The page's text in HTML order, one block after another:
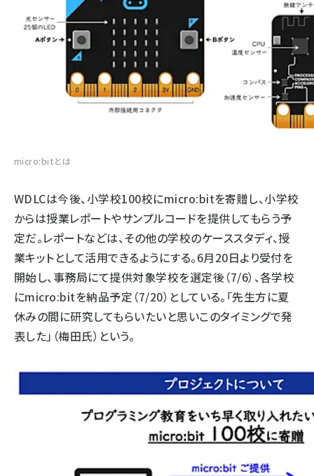
micro:bitとは
WDLCは今後、小学校100校にmicro:bitを寄贈し、小学校
からは授業レポートやサンプルコードを提供してもらう予
定だ。レポートなどは、その他の学校のケーススタディ、授
業キットとして活用できるようにする。6月20日より受付を
開始し、事務局にて提供対象学校を選定後（7/6）、各学校
にmicro:bitを納品予定（7/20）としている。「先生方に夏
休みの間に研究してもらいたいと思いこのタイミングで発
表した」（梅田氏）という。